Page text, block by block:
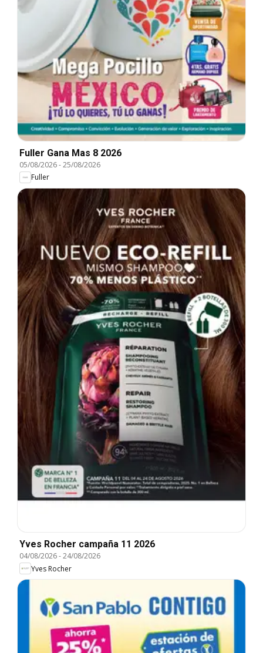
Fuller Gana Mas 8 2026
05/08/2026-25/08/2026
Fuller
Yves Rocher campaña 11 2026
04/08/2026-24/08/2026
Yves Rocher